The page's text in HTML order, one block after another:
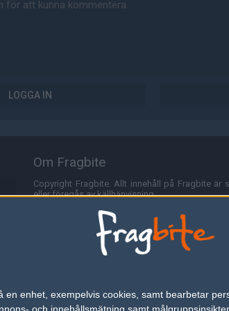
enhet, exempelvis cookies, samt bearbetar
LOGGA IN
Om Fragbite
Copyright Fragbite. Allt innehåll på Fragbite
eller föregås av källhänvisning.
Alla åsikter uttryckta på Fragbite representerar
Programmering och design av Fredric Bohlin.
Fragbite använder cookies för att spara
omröstningar och för att föra statistik. För